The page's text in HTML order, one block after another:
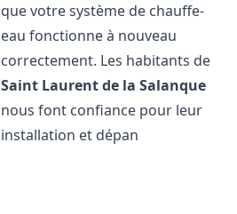
que votre système de chauffe-
eau fonctionne à nouveau
correctement. Les habitants de
Saint Laurent de la Salanque
nous font confiance pour leur
installation et dépan